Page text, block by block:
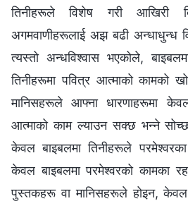
तिनीहरूले विशेष गरी आखिरी
अगमवाणीहरूलाई अझ बढी अन्धाधुन्ध
त्यस्तो अन्धविश्‍वास भएकोले,
तिनीहरूमा पवित्र आत्माको कामको
मानिसहरूले आफ्ना धारणाहरूमा
आत्माको काम ल्याउन सक्छ भन्ने
केवल बाइबलमा तिनीहरूले
केवल बाइबलमा परमेश्‍वरको कामका
पुस्तकहरू वा मानिसहरूले होइन,